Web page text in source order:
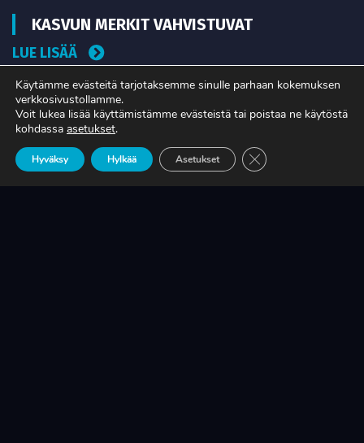
KASVUN MERKIT VAHVISTUVAT
LUE LISÄÄ
TIEDÄTKÖ, MITÄ TUOTANTONNE OIKEASTI
MAKSAA?
LUE LISÄÄ
Käytämme evästeitä tarjotaksemme sinulle parhaan kokemuksen
verkkosivustollamme.
Voit lukea lisää käyttämistämme evästeistä tai poistaa ne käytöstä
kohdassa asetukset.
Hyväksy Hylkää Asetukset Sulje evästebanneri